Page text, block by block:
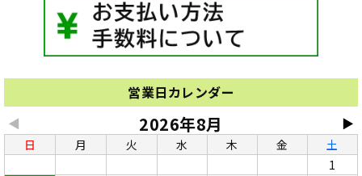
営業日カレンダー
◀ ▶
2026年8月
日 月 火 水 木 金
土
1